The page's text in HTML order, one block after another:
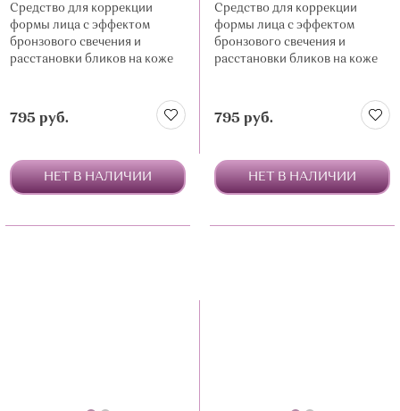
Средство для коррекции
формы лица с эффектом
бронзового свечения и
расстановки бликов на коже
795 руб.
НЕТ В НАЛИЧИИ
Средство для коррекции
формы лица с эффектом
бронзового свечения и
расстановки бликов на коже
795 руб.
НЕТ В НАЛИЧИИ